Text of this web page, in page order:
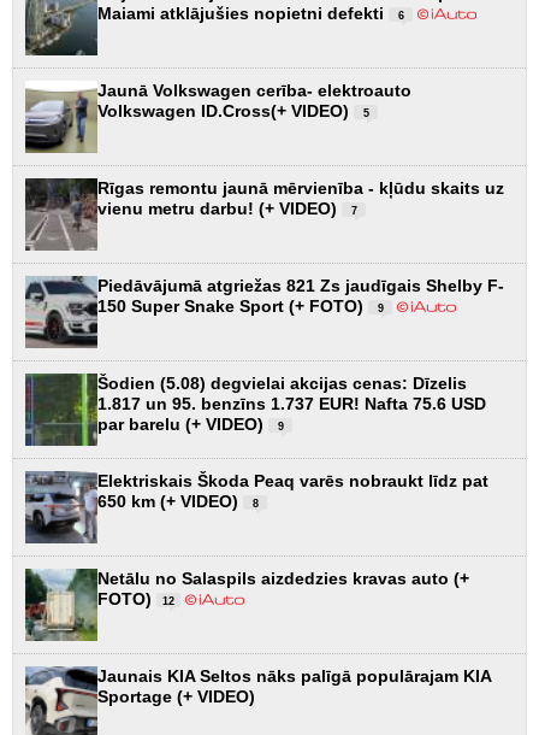
Maiami atklājušies nopietni defekti
6
Jaunā Volkswagen cerība- elektroauto
Volkswagen ID.Cross(+ VIDEO)
5
Rīgas remontu jaunā mērvienība - kļūdu skaits uz
vienu metru darbu! (+ VIDEO)
7
Piedāvājumā atgriežas 821 Zs jaudīgais Shelby F-
150 Super Snake Sport (+ FOTO)
9
Šodien (5.08) degvielai akcijas cenas: Dīzelis
1.817 un 95. benzīns 1.737 EUR! Nafta 75.6 USD
par barelu (+ VIDEO)
9
Elektriskais Škoda Peaq varēs nobraukt līdz pat
650 km (+ VIDEO)
8
Netālu no Salaspils aizdedzies kravas auto (+
FOTO)
12
Jaunais KIA Seltos nāks palīgā populārajam KIA
Sportage (+ VIDEO)